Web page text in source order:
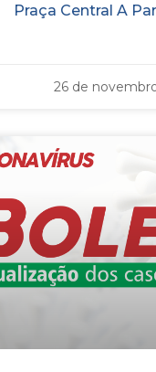
Praça Central A
26 de